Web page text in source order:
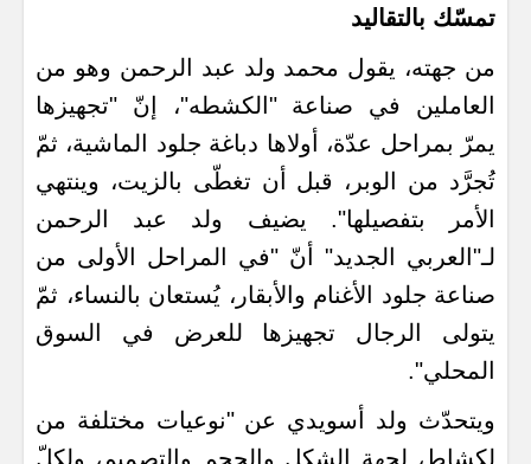
تمسّك بالتقاليد
من جهته، يقول محمد ولد عبد الرحمن وهو من
العاملين في صناعة "الكشطه"، إنّ "تجهيزها
يمرّ بمراحل عدّة، أولاها دباغة جلود الماشية، ثمّ
تُجرَّد من الوبر، قبل أن تغطّى بالزيت، وينتهي
الأمر بتفصيلها". يضيف ولد عبد الرحمن
لـ"العربي الجديد" أنّ "في المراحل الأولى من
صناعة جلود الأغنام والأبقار، يُستعان بالنساء، ثمّ
يتولى الرجال تجهيزها للعرض في السوق
المحلي".
ويتحدّث ولد أسويدي عن "نوعيات مختلفة من
لكشاط، لجهة الشكل والحجم والتصميم، ولكلّ